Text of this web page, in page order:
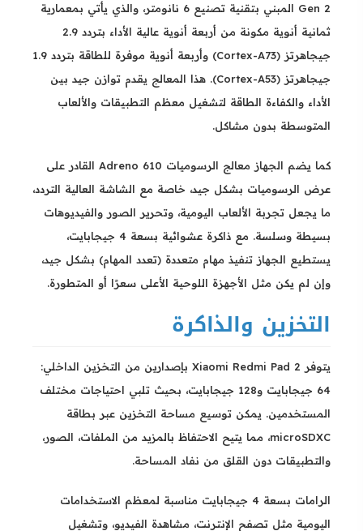
Gen 2 المبني بتقنية تصنيع 6 نانومتر، والذي يأتي بمعمارية
ثمانية أنوية مكونة من أربعة أنوية عالية الأداء بتردد 2.9
جيجاهرتز (Cortex-A73) وأربعة أنوية موفرة للطاقة بتردد 1.9
جيجاهرتز (Cortex-A53). هذا المعالج يقدم توازن جيد بين
الأداء والكفاءة الطاقة لتشغيل معظم التطبيقات والألعاب
المتوسطة بدون مشاكل.
كما يضم الجهاز معالج الرسوميات Adreno 610 القادر على
عرض الرسوميات بشكل جيد، خاصة مع الشاشة العالية التردد،
ما يجعل تجربة الألعاب اليومية، وتحرير الصور والفيديوهات
بسيطة وسلسة. مع ذاكرة عشوائية بسعة 4 جيجابايت،
يستطيع الجهاز تنفيذ مهام متعددة (تعدد المهام) بشكل جيد،
وإن لم يكن مثل الأجهزة اللوحية الأعلى سعرًا أو المتطورة.
التخزين والذاكرة
يتوفر Xiaomi Redmi Pad 2 بإصدارين من التخزين الداخلي:
64 جيجابايت و128 جيجابايت، بحيث تلبي احتياجات مختلف
المستخدمين. يمكن توسيع مساحة التخزين عبر بطاقة
microSDXC، مما يتيح الاحتفاظ بالمزيد من الملفات، الصور،
والتطبيقات دون القلق من نفاد المساحة.
الرامات بسعة 4 جيجابايت مناسبة لمعظم الاستخدامات
اليومية مثل تصفح الإنترنت، مشاهدة الفيديو، وتشغيل